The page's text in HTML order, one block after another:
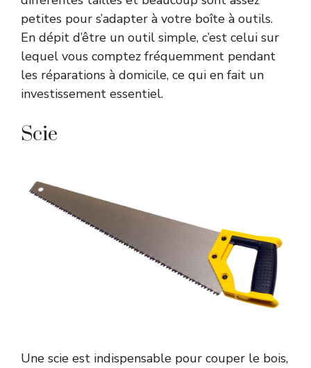
petites pour s’adapter à votre boîte à outils.
En dépit d’être un outil simple, c’est celui sur
lequel vous comptez fréquemment pendant
les réparations à domicile, ce qui en fait un
investissement essentiel.
Scie
Une scie est indispensable pour couper le bois,